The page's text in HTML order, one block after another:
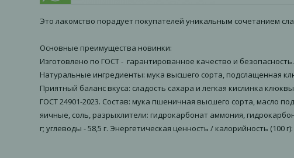
Это лакомство порадует покупателей уникальным сочетанием
Основные преимущества новинки:
Изготовлено по ГОСТ - гарантированное качество и безопасность.
Натуральные ингредиенты: мука высшего сорта, подслащенная
Приятный баланс вкуса: сладость сахара и легкая кислинка клюквы
ГОСТ 24901-2023. Состав: мука пшеничная высшего сорта, масло
яичные, соль, разрыхлители: гидрокарбонат аммония,
г; углеводы - 58,5 г. Энергетическая ценность / калорийность (100